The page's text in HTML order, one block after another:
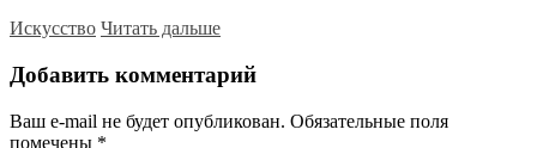
Искусство Читать дальше
Добавить комментарий
Ваш e-mail не будет опубликован. Обязательные поля
помечены *